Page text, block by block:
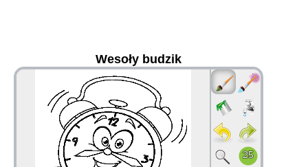
Wesoły budzik